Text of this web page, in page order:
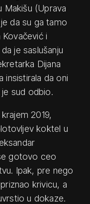
Makišu (Uprava
da su ga tamo
Kovačević i
je saslušanju
Dijana
insistirala da oni
sud odbio.
2019,
koktel u
gotovo ceo
Ipak, pre nego
krivicu, a
u dokaze.